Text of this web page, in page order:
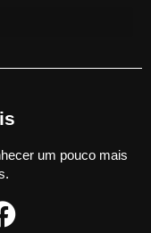
um pouco mais